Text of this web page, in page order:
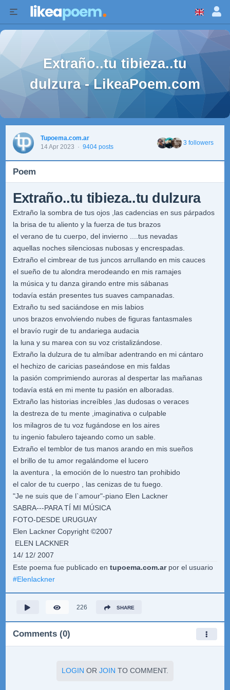
Extraño..tu tibieza..tu
dulzura - LikeaPoem.com
Tupoema.com.ar
14 Apr 2023 · 9404 posts
3 followers
Poem
Extraño..tu tibieza..tu dulzura
Extraño la sombra de tus ojos ,las cadencias en sus párpados
la brisa de tu aliento y la fuerza de tus brazos
el verano de tu cuerpo, del invierno ....tus nevadas
aquellas noches silenciosas nubosas y encrespadas.
Extraño el cimbrear de tus juncos arrullando en mis cauces
el sueño de tu alondra merodeando en mis ramajes
la música y tu danza girando entre mis sábanas
todavía están presentes tus suaves campanadas.
Extraño tu sed saciándose en mis labios
unos brazos envolviendo nubes de figuras fantasmales
el bravío rugir de tu andariega audacia
la luna y su marea con su voz cristalizándose.
Extraño la dulzura de tu almíbar adentrando en mi cántaro
el hechizo de caricias paseándose en mis faldas
la pasión comprimiendo auroras al despertar las mañanas
todavía está en mi mente tu pasión en alboradas.
Extraño las historias increíbles ,las dudosas o veraces
la destreza de tu mente ,imaginativa o culpable
los milagros de tu voz fugándose en los aires
tu ingenio fabulero tajeando como un sable.
Extraño el temblor de tus manos arando en mis sueños
el brillo de tu amor regalándome el lucero
la aventura , la emoción de lo nuestro tan prohibido
el calor de tu cuerpo , las cenizas de tu fuego.
"Je ne suis que de l`amour"-piano Elen Lackner
SABRA---PARA TÍ MI MÚSICA
FOTO-DESDE URUGUAY
Elen Lackner Copyright ©2007
ELEN LACKNER
14/ 12/ 2007
Este poema fue publicado en tupoema.com.arpor el usuario
#Elenlackner
226 SHARE
Comments (0)
LOGIN OR JOIN TO COMMENT.